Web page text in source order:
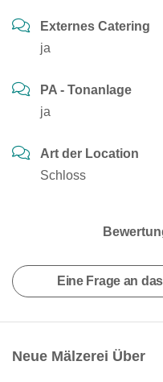
Externes Catering
ja
PA - Tonanlage
ja
Art der Location
Schloss
Eine Frage an
Neue Mälzerei Über